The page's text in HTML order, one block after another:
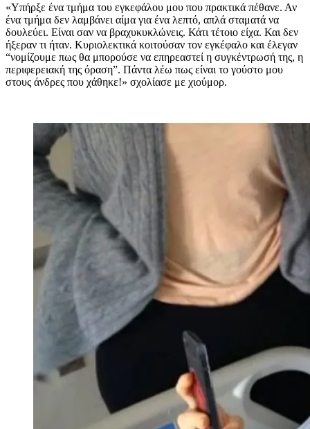
«Υπήρξε ένα τμήμα του εγκεφάλου μου που πρακτικά πέθανε. Αν
ένα τμήμα δεν λαμβάνει αίμα για ένα λεπτό, απλά σταματά να
δουλεύει. Είναι σαν να βραχυκυκλώνεις. Κάτι τέτοιο είχα. Και δεν
ήξεραν τι ήταν. Κυριολεκτικά κοιτούσαν τον εγκέφαλο και έλεγαν
“νομίζουμε πως θα μπορούσε να επηρεαστεί η συγκέντρωσή της, η
περιφερειακή της όραση”. Πάντα λέω πως είναι το γούστο μου
στους άνδρες που χάθηκε!» σχολίασε με χιούμορ.